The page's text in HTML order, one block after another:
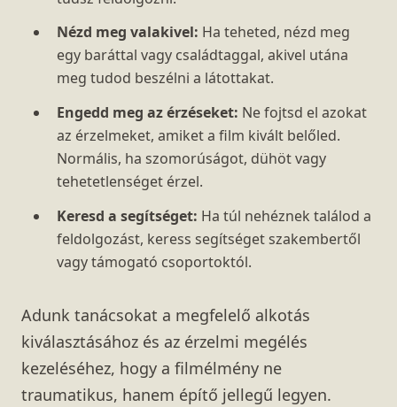
Nézd meg valakivel: Ha teheted, nézd meg
egy baráttal vagy családtaggal, akivel utána
meg tudod beszélni a látottakat.
Engedd meg az érzéseket: Ne fojtsd el azokat
az érzelmeket, amiket a film kivált belőled.
Normális, ha szomorúságot, dühöt vagy
tehetetlenséget érzel.
Keresd a segítséget: Ha túl nehéznek találod a
feldolgozást, keress segítséget szakembertől
vagy támogató csoportoktól.
Adunk tanácsokat a megfelelő alkotás
kiválasztásához és az érzelmi megélés
kezeléséhez, hogy a filmélmény ne
traumatikus, hanem építő jellegű legyen.